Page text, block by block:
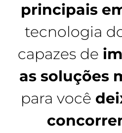
principais
tecnologia
capazes de
as soluções
para você